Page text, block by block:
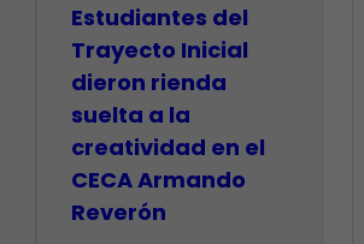
Estudiantes del
Trayecto Inicial
dieron rienda
suelta a la
creatividad en el
CECA Armando
Reverón